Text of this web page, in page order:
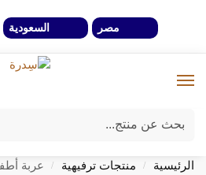
مصر السعودية
خصومات 40% لفترة محدوة وحتي نفاذ الكمية
الرئيسية / منتجات ترفيهية / عربة